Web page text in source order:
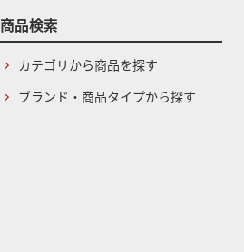
商品検索
カテゴリから商品を探す
ブランド・商品タイプから探す